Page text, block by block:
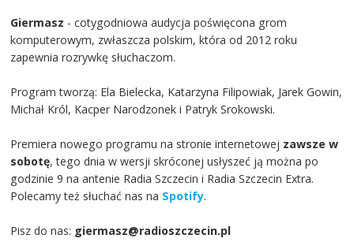
Giermasz - cotygodniowa audycja poświęcona grom
komputerowym, zwłaszcza polskim, która od 2012 roku
zapewnia rozrywkę słuchaczom.
Program tworzą: Ela Bielecka, Katarzyna Filipowiak, Jarek Gowin,
Michał Król, Kacper Narodzonek i Patryk Srokowski.
Premiera nowego programu na stronie internetowej zawsze w
sobotę, tego dnia w wersji skróconej usłyszeć ją można po
godzinie 9 na antenie Radia Szczecin i Radia Szczecin Extra.
Polecamy też słuchać nas na Spotify.
Pisz do nas: giermasz@radioszczecin.pl